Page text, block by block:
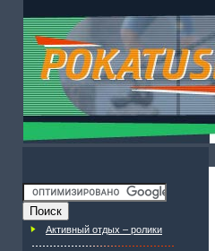
Активный отдых – ролики